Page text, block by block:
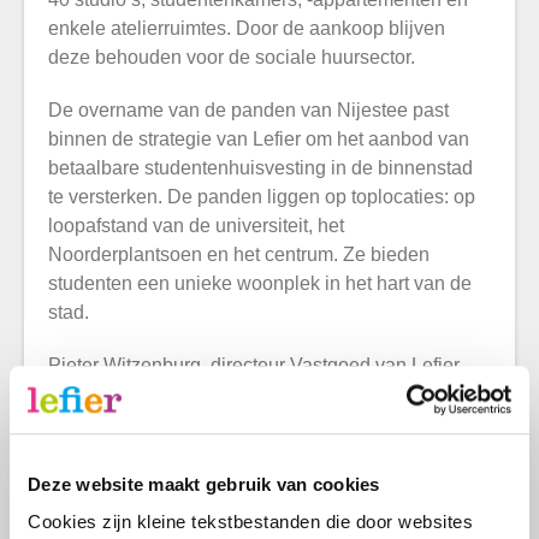
Deze website maakt gebruik van cookies
Cookies zijn kleine tekstbestanden die door websites
enkele atelierruimtes. Door de aankoop blijven
deze behouden voor de sociale huursector.
De overname van de panden van Nijestee past
binnen de strategie van Lefier om het aanbod van
betaalbare studentenhuisvesting in de binnenstad
te versterken. De panden liggen op toplocaties: op
loopafstand van de universiteit, het
Noorderplantsoen en het centrum. Ze bieden
studenten een unieke woonplek in het hart van de
stad.
Pieter Witzenburg, directeur Vastgoed van Lefier,
licht toe: “Met deze aankoop zorgen we ervoor dat
studenten ook in de toekomst betaalbaar kunnen
om onze studentenportefeuille uit te breiden en de